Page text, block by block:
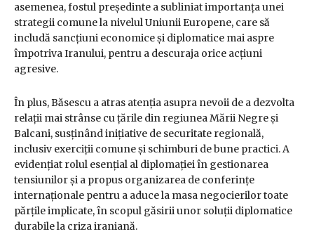
asemenea, fostul președinte a subliniat importanța unei
strategii comune la nivelul Uniunii Europene, care să
includă sancțiuni economice și diplomatice mai aspre
împotriva Iranului, pentru a descuraja orice acțiuni
agresive.
În plus, Băsescu a atras atenția asupra nevoii de a dezvolta
relații mai strânse cu țările din regiunea Mării Negre și
Balcani, susținând inițiative de securitate regională,
inclusiv exerciții comune și schimburi de bune practici. A
evidențiat rolul esențial al diplomației în gestionarea
tensiunilor și a propus organizarea de conferințe
internaționale pentru a aduce la masa negocierilor toate
părțile implicate, în scopul găsirii unor soluții diplomatice
durabile la criza iraniană.